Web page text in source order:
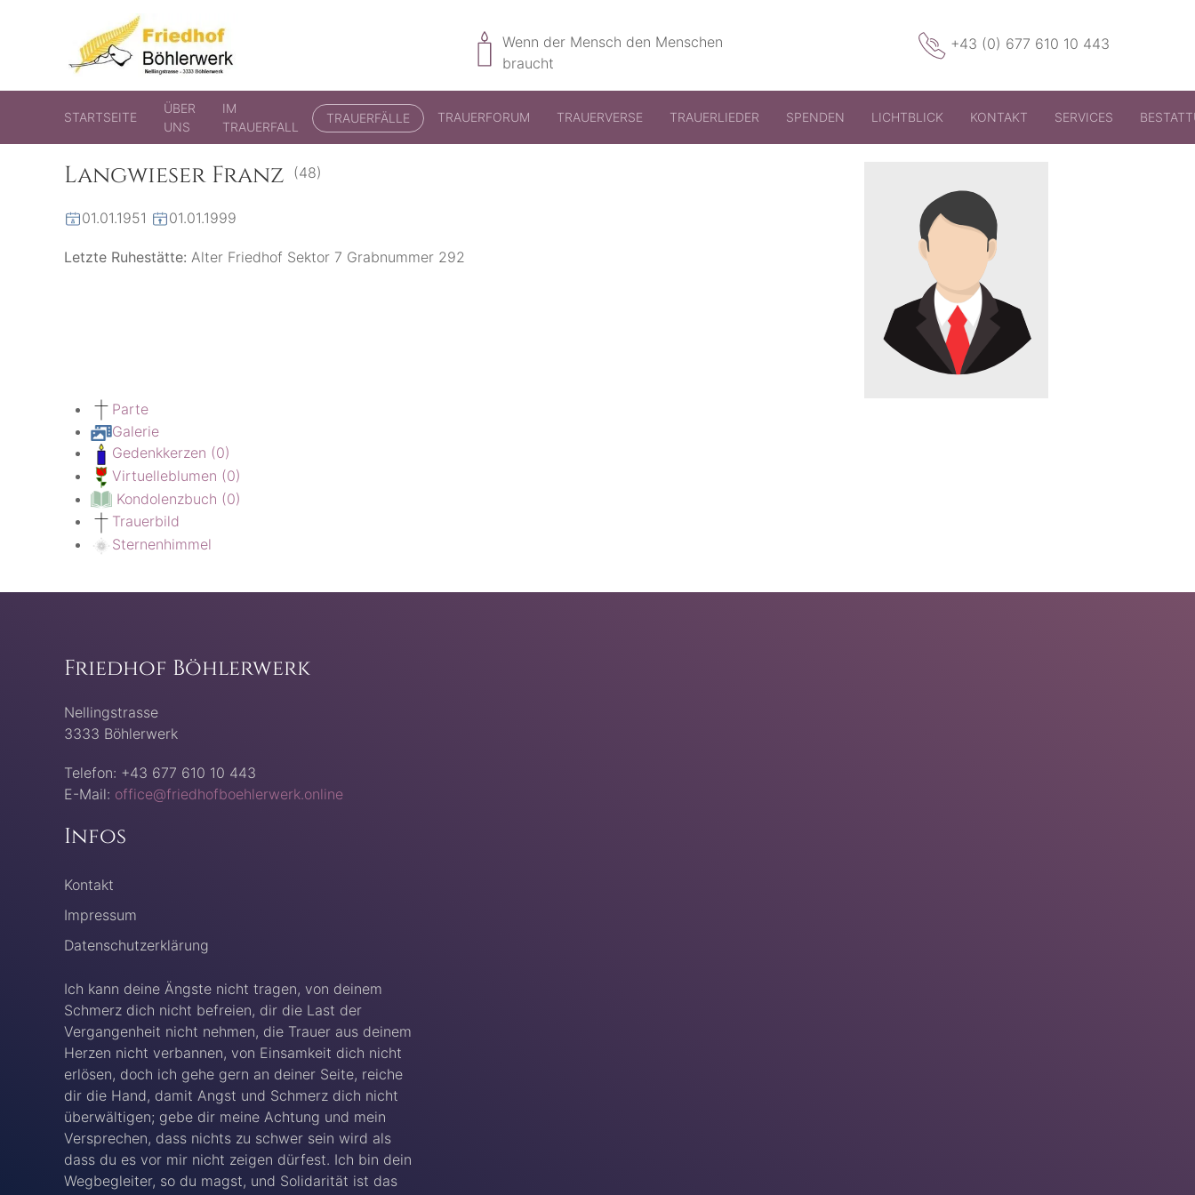
Friedhof Böhlerwerk
der virtuelle Friedhof von Böhlerwerk
Wenn der Mensch den Menschen
braucht
+43 (0) 677 610 10 443
STARTSEITE
ÜBER
UNS
IM
TRAUERFALL
TRAUERFÄLLE TRAUERFORUM TRAUERVERSE TRAUERLIEDER SPENDEN LICHTBLICK KONTAKT SERVICES
Langwieser Franz (48)
01.01.1951 01.01.1999
Letzte Ruhestätte: Alter Friedhof Sektor 7 Grabnummer 292
Parte
Galerie
Gedenkkerzen (0)
Virtuelleblumen (0)
Kondolenzbuch (0)
Trauerbild
Sternenhimmel
Friedhof Böhlerwerk
Nellingstrasse
3333 Böhlerwerk
Telefon: +43 677 610 10 443
E-Mail: office@friedhofboehlerwerk.online
Infos
Kontakt
Impressum
Datenschutzerklärung
Ich kann deine Ängste nicht tragen, von deinem
Schmerz dich nicht befreien, dir die Last der
Vergangenheit nicht nehmen, die Trauer aus deinem
Herzen nicht verbannen, von Einsamkeit dich nicht
erlösen, doch ich gehe gern an deiner Seite, reiche
dir die Hand, damit Angst und Schmerz dich nicht
überwältigen; gebe dir meine Achtung und mein
Versprechen, dass nichts zu schwer sein wird als
dass du es vor mir nicht zeigen dürfest. Ich bin dein
Wegbegleiter, so du magst, und Solidarität ist das